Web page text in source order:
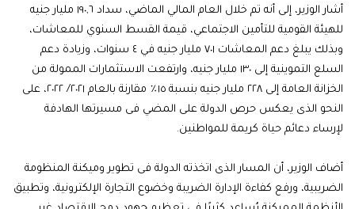
أشار الوزير، إلى أنه تم خلال العام المالي الماضي، سداد ١٩٠,٦ مليار جنيه
للهيئة القومية للتأمين الاجتماعي، قيمة القسط السنوي للمعاشات،
وبذلك يبلغ دعم المعاشات ٧٠١ مليار جنيه في ٤ سنوات، وزيادة دعم
السلع التموينية إلى ١٣٠ مليار جنيه، وارتفعت الاستثمارات الممولة من
الخزانة العامة إلى ٢٢٨ مليار جنيه بنسبة ١٥٪ مقارنة بالعام ٢٠٢١/ ٢٠٢٢، على
النحو الذى يعكس حرص الدولة على المضي فى مسيرتها الهادفة
لإرساء دعائم حياة كريمة للمواطنين.
أضاف الوزير، أن المسار الذى اتخذته الدولة فى تطوير وميكنة المنظومة
الضريبية، ورفع كفاءة الإدارة الضريبة وخضوع التجارة الإلكترونية، وتطبيق